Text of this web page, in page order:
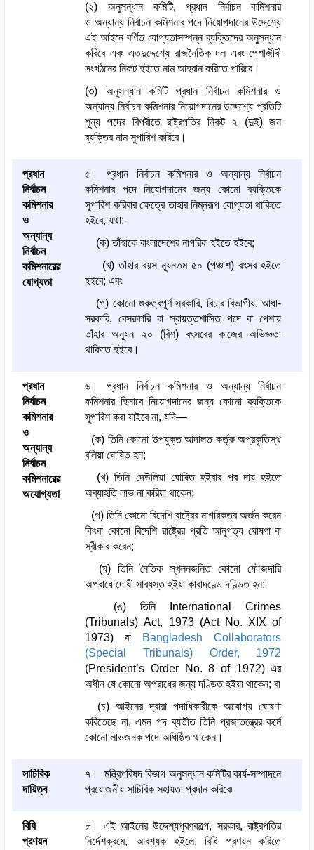
(২) অনুসন্ধান কমিটি, প্রধান নির্বাচন কমিশনার
ও অন্যান্য নির্বাচন কমিশনার পদে নিয়োগদানের উদ্দেশ্যে
এই আইনে বর্ণিত যোগ্যতাসম্পন্ন ব্যক্তিদের অনুসন্ধান
করিবে এবং এতদুদ্দেশ্যে রাজনৈতিক দল এবং পেশাজীবী
সংগঠনের নিকট হইতে নাম আহবান করিতে পারিবে।
(৩) অনুসন্ধান কমিটি প্রধান নির্বাচন কমিশনার ও
অন্যান্য নির্বাচন কমিশনার নিয়োগদানের উদ্দেশ্যে প্রতিটি
শূন্য পদের বিপরীতে রাষ্ট্রপতির নিকট ২ (দুই) জন
ব্যক্তির নাম সুপারিশ করিবে।
প্রধান
নির্বাচন
কমিশনার
‌ও
অন্যান্য
নির্বাচন
কমিশনারের
যোগ্যতা
৫। প্রধান নির্বাচন কমিশনার ও অন্যান্য নির্বাচন
কমিশনার পদে নিয়োগদানের জন্য কোনো ব্যক্তিকে
সুপারিশ করিবার ক্ষেত্রে তাহার নিম্নরূপ যোগ্যতা থাকিতে
হইবে, যথা:-
(ক) তাঁহাকে বাংলাদেশের নাগরিক হইতে হইবে;
(খ) তাঁহার বয়স ন্যূনতম ৫০ (পঞ্চাশ) বৎসর হইতে
হইবে; এবং
(গ) কোনো গুরুত্বপূর্ণ সরকারি, বিচার বিভাগীয়, আধা-
সরকারি, বেসরকারি বা স্বায়ত্তশাসিত পদে বা পেশায়
তাঁহার অন্যূন ২০ (বিশ) বৎসরের কাজের অভিজ্ঞতা
থাকিতে হইবে।
প্রধান
নির্বাচন
কমিশনার
ও
অন্যান্য
নির্বাচন
কমিশনারের
অযোগ্যতা
৬। প্রধান নির্বাচন কমিশনার ও অন্যান্য নির্বাচন
কমিশনার হিসাবে নিয়োগদানের জন্য কোনো ব্যক্তিকে
সুপারিশ করা যাইবে না, যদি—
(ক) তিনি কোনো উপযুক্ত আদালত কর্তৃক অপ্রকৃতিস্থ
বলিয়া ঘোষিত হন;
(খ) তিনি দেউলিয়া ঘোষিত হইবার পর দায় হইতে
অব্যাহতি লাভ না করিয়া থাকেন;
(গ) তিনি কোনো বিদেশি রাষ্ট্রের নাগরিকত্ব অর্জন করেন
কিংবা কোনো বিদেশি রাষ্ট্রের প্রতি আনুগত্য ঘোষণা বা
স্বীকার করেন;
(ঘ) তিনি নৈতিক স্খলনজনিত কোনো ফৌজদারি
অপরাধে দোষী সাব্যস্ত হইয়া কারাদণ্ডে দণ্ডিত হন;
(ঙ) তিনি International Crimes
(Tribunals) Act, 1973 (Act No. XIX of
1973) বা
Bangladesh Collaborators
(Special Tribunals) Order, 1972
(President’s Order No. 8 of 1972) এর
অধীন যে কোনো অপরাধের জন্য দণ্ডিত হইয়া থাকেন; বা
(চ) আইনের দ্বারা পদাধিকারীকে অযোগ্য ঘোষণা
করিতেছে না, এমন পদ ব্যতীত তিনি প্রজাতন্ত্রের কর্মে
কোনো লাভজনক পদে অধিষ্ঠিত থাকেন।
সাচিবিক
দায়িত্ব
৭। মন্ত্রিপরিষদ বিভাগ অনুসন্ধান কমিটির কার্য-সম্পাদনে
প্রয়োজনীয় সাচিবিক সহায়তা প্রদান করিবে৷
বিধি
প্রণয়ন
৮। এই আইনের উদ্দেশ্যপূরণকল্পে, সরকার, রাষ্ট্রপতির
নির্দেশক্রমে, আবশ্যক হইলে, বিধি প্রণয়ন করিতে